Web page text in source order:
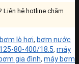
Liên hệ hotline chăm
bơm lò hơi, bơm nước
80-400/18.5, máy
gia đình, máy bơm